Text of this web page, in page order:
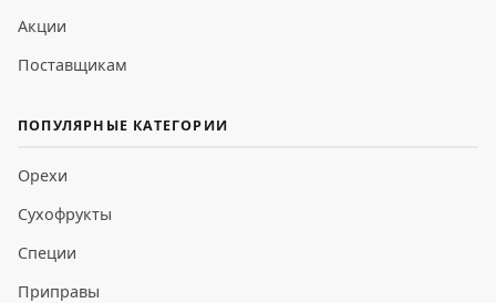
Акции
Поставщикам
ПОПУЛЯРНЫЕ КАТЕГОРИИ
Орехи
Сухофрукты
Специи
Приправы